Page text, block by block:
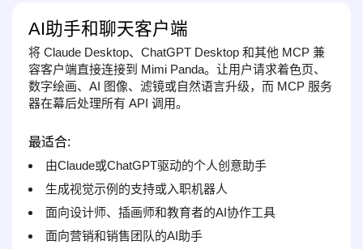
AI助手和聊天客户端
将 Claude Desktop、ChatGPT Desktop 和其他 MCP 兼
容客户端直接连接到 Mimi Panda。让用户请求着色页、
数字绘画、AI 图像、滤镜或自然语言升级，而 MCP 服务
器在幕后处理所有 API 调用。
最适合:
由Claude或ChatGPT驱动的个人创意助手
生成视觉示例的支持或入职机器人
面向设计师、插画师和教育者的AI协作工具
面向营销和销售团队的AI助手